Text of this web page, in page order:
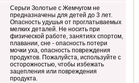
Серьги Золотые с Жемчугом не
предназначены для детей до 3 лет.
Опасность удушья от проглатываемых
мелких деталей. Не носить при
физической работе, занятиях спортом,
плавании, сне - опасность потери
мочки уха, опасность повреждения
продуктов. Пожалуйста, используйте с
осторожностью, чтобы избежать
зацепления или повреждения
продукта.